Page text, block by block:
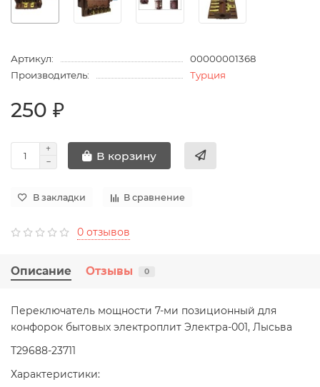
Артикул:
00000001368
Производитель:
Турция
250 ₽
В корзину
В закладки В сравнение
0 отзывов
Описание Отзывы 0
Переключатель мощности 7-ми позиционный для
конфорок бытовых электроплит Электра-001, Лысьва
Т29688-23711
Характеристики: